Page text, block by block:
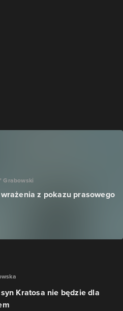
Grabowski
z pokazu prasowego
Kratosa nie będzie dla